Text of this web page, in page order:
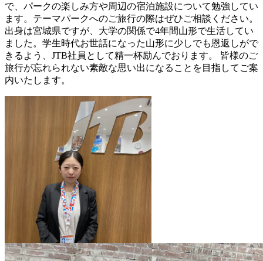
で、パークの楽しみ方や周辺の宿泊施設について勉強してい
ます。テーマパークへのご旅行の際はぜひご相談ください。
出身は宮城県ですが、大学の関係で4年間山形で生活してい
ました。学生時代お世話になった山形に少しでも恩返しがで
きるよう、JTB社員として精一杯励んでおります。 皆様のご
旅行が忘れられない素敵な思い出になることを目指してご案
内いたします。